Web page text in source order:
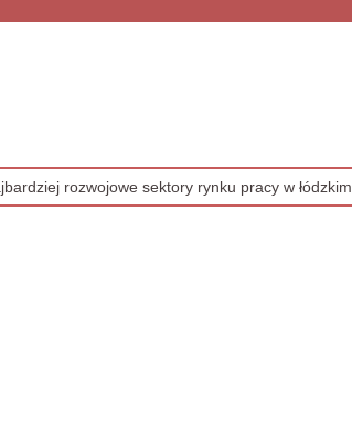
rozwojowe sektory rynku pracy w łódzkim